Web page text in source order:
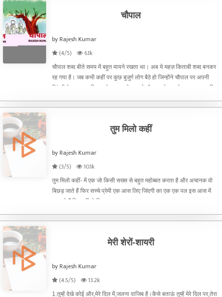
चौपाल
by Rajesh Kumar
(4/5)
6.1k
चौपाल शब्द बीते समय में बहुत मायने रखता था। अब ये महज़ किताबी शब्द बनकर
रह गया है। जब कभी कहीं पर कुछ बुजुर्ग लोग बैठे हो जिन्होंने चौपाल पर अपनी
जिंदगी के कुछ पल बिताए हो, तब उनके सामने चौपाल को जानने का प्रस्ताव रखिए
तुम मिलो कहीं
by Rajesh Kumar
(3/5)
10.1k
तुम मिलो कहीं- में एक जो किसी सख्स से बहुत महोब्बत करता है और अचानक वो
बिछड़ जाते हैं फिर सच्चे प्रेमी एक आस लिए जिंदगी का एक एक पल इस आस में
गुजारते हैं कि कहीं वो मिल जाए
मेरी शेरों-शायरी
by Rajesh Kumar
(4.5/5)
13.2k
1.तुम्हें देखे कोई और,मेरे दिल में,जलना वाजिब है।कैसे बताऊं तुम्हें मेरे दिल पर,तेरा